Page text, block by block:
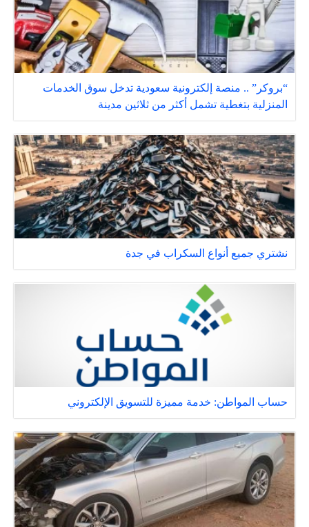
“بروكر” .. منصة إلكترونية سعودية تدخل سوق الخدمات
المنزلية بتغطية تشمل أكثر من ثلاثين مدينة
نشتري جميع أنواع السكراب في جدة
حساب المواطن: خدمة مميزة للتسويق الإلكتروني